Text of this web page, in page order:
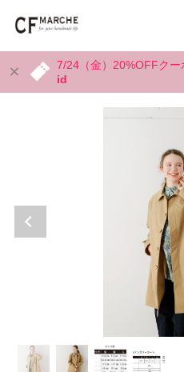
7/24（金）20%OFFク
id